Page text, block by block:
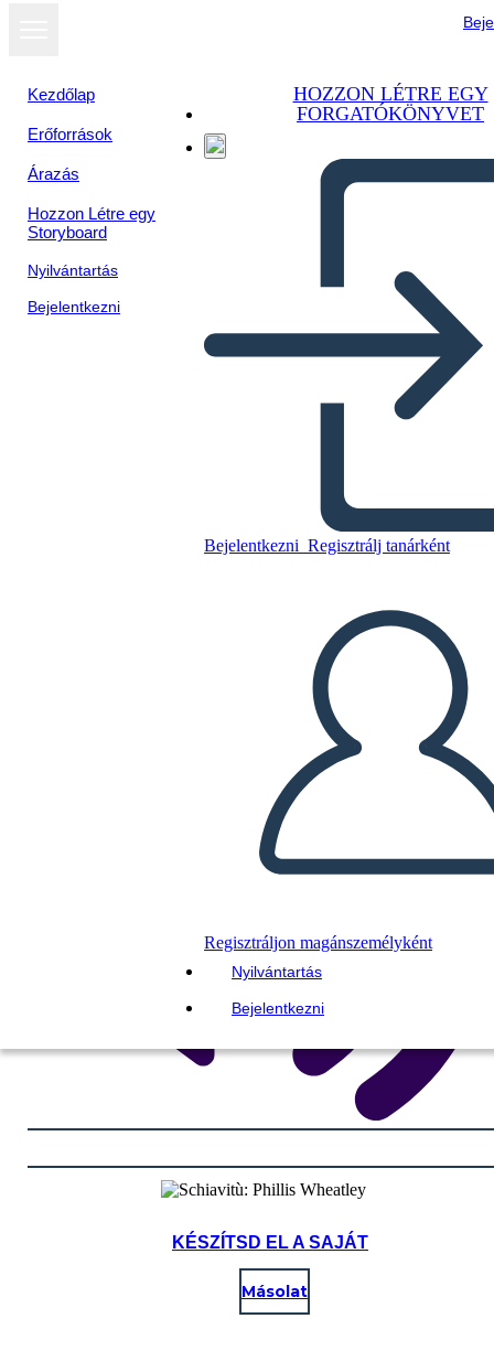
Kezdőlap
Erőforrások
Árazás
Hozzon Létre egy
Storyboard
Nyilvántartás
Bejelentkezni
HOZZON LÉTRE EGY
FORGATÓKÖNYVET
Bejelentkezni Regisztrálj tanárként
Regisztráljon magánszemélyként
Nyilvántartás
Bejelentkezni
Másolja ezt a forgatókönyvet
DIAVETÍTÉS LEJÁTSZÁSA
OLVASS NEKEM
KÉSZÍTSD EL A SAJÁT
Másolat